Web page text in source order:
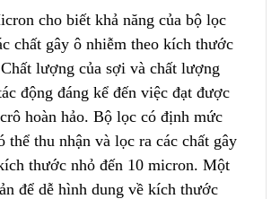
cho biết khả năng của bộ lọc
chất gây ô nhiễm theo kích thước
lượng của sợi và chất lượng
động đáng kể đến việc đạt được
hoàn hảo. Bộ lọc có định mức
thể thu nhận và lọc ra các chất gây
thước nhỏ đến 10 micron. Một
để dễ hình dung về kích thước